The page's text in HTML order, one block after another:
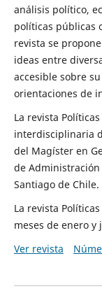
análisis político,
políticas públicas
revista se
ideas entre
accesible sobre
orientaciones de
La revista
interdisciplinaria
del Magíster en
de
Santiago de Chile.
La revista
meses de enero y
Ver revista